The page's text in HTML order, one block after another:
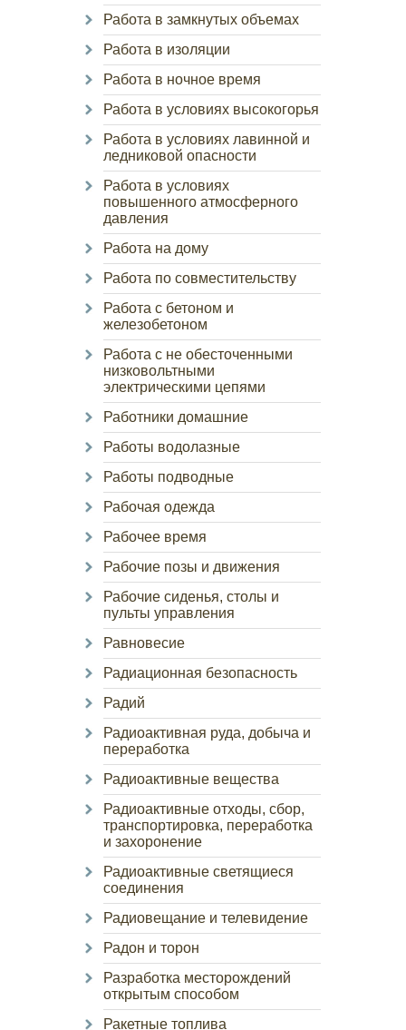
Работа в замкнутых объемах
Работа в изоляции
Работа в ночное время
Работа в условиях высокогорья
Работа в условиях лавинной и
ледниковой опасности
Работа в условиях
повышенного атмосферного
давления
Работа на дому
Работа по совместительству
Работа с бетоном и
железобетоном
Работа с не обесточенными
низковольтными
электрическими цепями
Работники домашние
Работы водолазные
Работы подводные
Рабочая одежда
Рабочее время
Рабочие позы и движения
Рабочие сиденья, столы и
пульты управления
Равновесие
Радиационная безопасность
Радий
Радиоактивная руда, добыча и
переработка
Радиоактивные вещества
Радиоактивные отходы, сбор,
транспортировка, переработка
и захоронение
Радиоактивные светящиеся
соединения
Радиовещание и телевидение
Радон и торон
Разработка месторождений
открытым способом
Ракетные топлива